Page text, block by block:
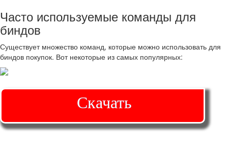
Часто используемые команды для
биндов
Существует множество команд, которые можно использовать для
биндов покупок. Вот некоторые из самых популярных:
Скачать